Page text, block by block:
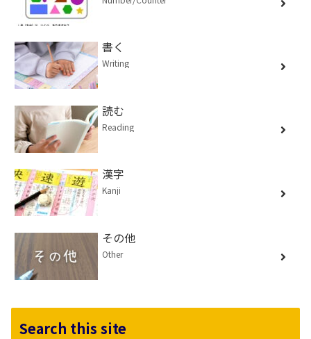
書く
Writing
読む
Reading
漢字
Kanji
その他
Other
Search this site